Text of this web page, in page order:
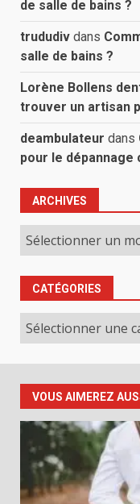
de salle de bains ?
trududiv dans
salle de bains ?
Lorène Bollens
trouver un artisan
deambulateur dans
pour le dépannage
ARCHIVES
Archives
CATÉGORIES
Catégories
VOUS AIMEREZ